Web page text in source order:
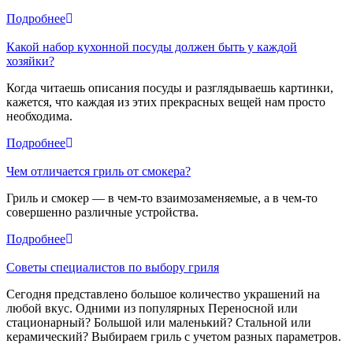
Подробнее
Какой набор кухонной посуды должен быть у каждой
хозяйки?
Когда читаешь описания посуды и разглядываешь картинки,
кажется, что каждая из этих прекрасных вещей нам просто
необходима.
Подробнее
Чем отличается гриль от смокера?
Гриль и смокер — в чем-то взаимозаменяемые, а в чем-то
совершенно различные устройства.
Подробнее
Советы специалистов по выбору гриля
Сегодня представлено большое количество украшений на
любой вкус. Одними из популярных Переносной или
стационарный? Большой или маленький? Стальной или
керамический? Выбираем гриль с учетом разных параметров.